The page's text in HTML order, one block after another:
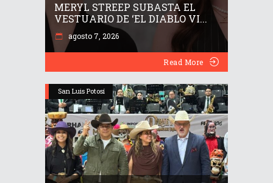
MERYL STREEP SUBASTA EL
VESTUARIO DE ‘EL DIABLO VI...
agosto 7, 2026
Read More
San Luis Potosí